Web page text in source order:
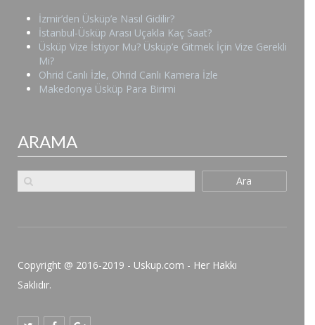
İzmir’den Üsküp’e Nasıl Gidilir?
İstanbul-Üsküp Arası Uçakla Kaç Saat?
Üsküp Vize İstiyor Mu? Üsküp’e Gitmek İçin Vize Gerekli
Mi?
Ohrid Canlı İzle, Ohrid Canlı Kamera İzle
Makedonya Üsküp Para Birimi
ARAMA
Ara
Copyright @ 2016-2019 - Uskup.com - Her Hakkı
Saklıdır.